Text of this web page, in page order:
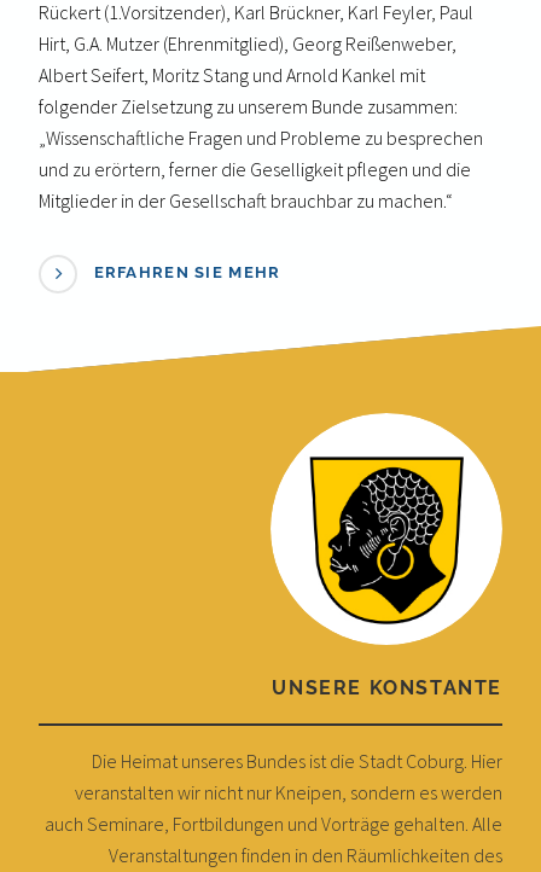
Rückert (1.Vorsitzender), Karl Brückner, Karl Feyler, Paul
Hirt, G.A. Mutzer (Ehrenmitglied), Georg Reißenweber,
Albert Seifert, Moritz Stang und Arnold Kankel mit
folgender Zielsetzung zu unserem Bunde zusammen:
„Wissenschaftliche Fragen und Probleme zu besprechen
und zu erörtern, ferner die Geselligkeit pflegen und die
Mitglieder in der Gesellschaft brauchbar zu machen.“
ERFAHREN SIE MEHR
UNSERE KONSTANTE
Die Heimat unseres Bundes ist die Stadt Coburg. Hier
veranstalten wir nicht nur Kneipen, sondern es werden
auch Seminare, Fortbildungen und Vorträge gehalten. Alle
Veranstaltungen finden in den Räumlichkeiten des